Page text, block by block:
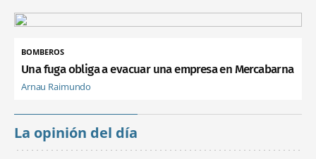
BOMBEROS
Una fuga obliga a evacuar una empresa en Mercabarna
Arnau Raimundo
La opinión del día